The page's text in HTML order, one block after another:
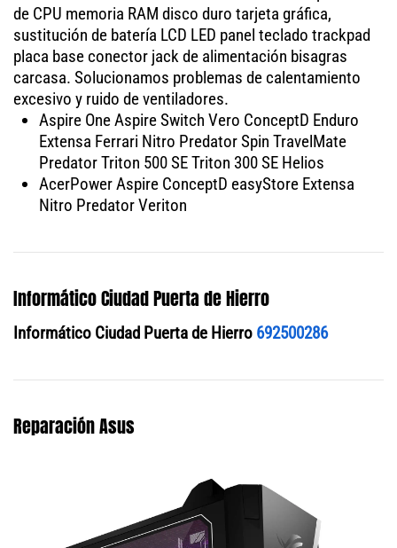
de CPU memoria RAM disco duro tarjeta gráfica,
sustitución de batería LCD LED panel teclado trackpad
placa base conector jack de alimentación bisagras
carcasa. Solucionamos problemas de calentamiento
excesivo y ruido de ventiladores.
Aspire One Aspire Switch Vero ConceptD Enduro
Extensa Ferrari Nitro Predator Spin TravelMate
Predator Triton 500 SE Triton 300 SE Helios
AcerPower Aspire ConceptD easyStore Extensa
Nitro Predator Veriton
Informático Ciudad Puerta de Hierro
Informático Ciudad Puerta de Hierro 692500286
Reparación Asus